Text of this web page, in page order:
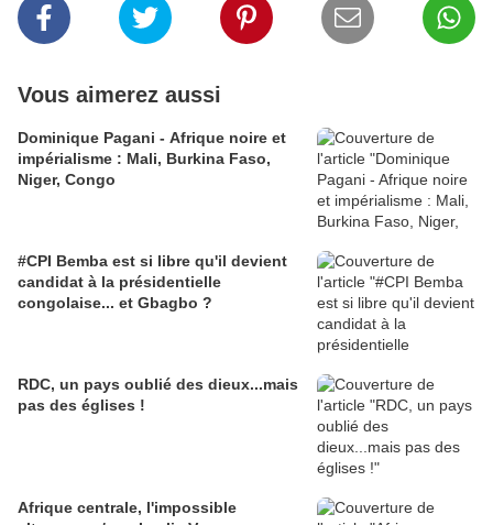
Vous aimerez aussi
Dominique Pagani - Afrique noire et
impérialisme : Mali, Burkina Faso,
Niger, Congo
#CPI Bemba est si libre qu'il devient
candidat à la présidentielle
congolaise... et Gbagbo ?
RDC, un pays oublié des dieux...mais
pas des églises !
Afrique centrale, l'impossible